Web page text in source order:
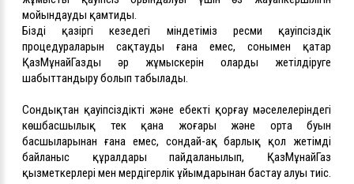
мойындауды қамтиды.
Біздің қазіргі кезеңдегі міндетіміз ресми қауіпсіздік
процедураларын сақтауды ғана емес, сонымен қатар
ҚазМұнайГаздың әр жұмыскерін оларды жетілдіруге
шабыттандыру болып табылады.
Сондықтан қауіпсіздікті және еңбекті қорғау мәселелеріндегі
көшбасшылық тек қана жоғары және орта буын
басшыларынан ғана емес, сондай-ақ барлық қол жетімді
байланыс құралдары пайдаланылып, ҚазМұнайГаз
қызметкерлері мен мердігерлік ұйымдарынан бастау алуы тиіс.